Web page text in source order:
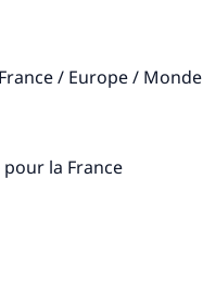
/ Europe / Monde
pour la France